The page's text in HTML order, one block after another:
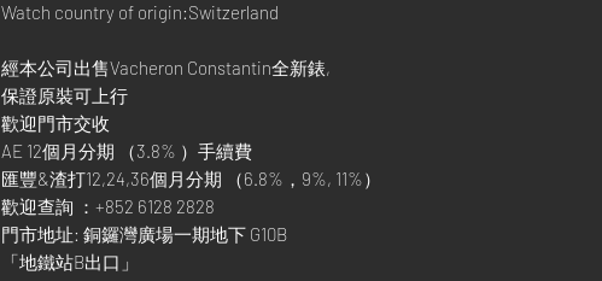
Watch country of origin:Switzerland
經本公司出售Vacheron Constantin全新錶,
保證原裝可上行
歡迎門市交收
AE 12個月分期 （3.8% ）手續費
匯豐&渣打12,24,36個月分期 （6.8%，9%, 11%）
歡迎查詢 ：+852 6128 2828
門市地址: 銅鑼灣廣場一期地下 G10B
「地鐵站B出口」